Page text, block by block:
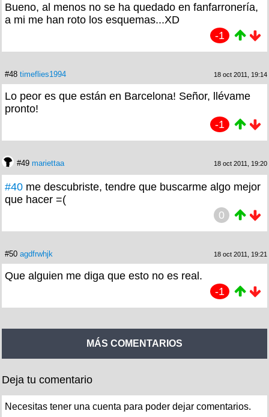
Bueno, al menos no se ha quedado en fanfarronería,
a mi me han roto los esquemas...XD
-1
#48 timeflies1994 18 oct 2011, 19:14
Lo peor es que están en Barcelona! Señor, llévame
pronto!
-1
#49 mariettaa 18 oct 2011, 19:20
#40 me descubriste, tendre que buscarme algo mejor
que hacer =(
0
#50 agdfrwhjk 18 oct 2011, 19:21
Que alguien me diga que esto no es real.
-1
MÁS COMENTARIOS
Deja tu comentario
Necesitas tener una cuenta para poder dejar comentarios.